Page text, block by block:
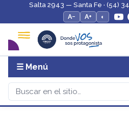
Salta 2943 — Santa Fe · (54)
A−
A+ ◐
☰ Menú